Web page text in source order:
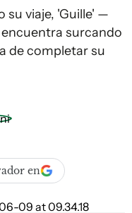
su viaje, 'Guille' —
surcando
de completar su
en